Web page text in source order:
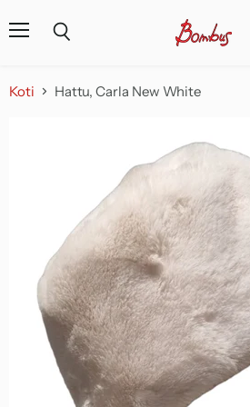
Koti Hattu, Carla New White